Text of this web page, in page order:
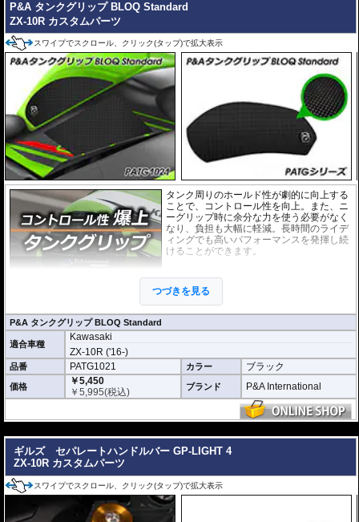
P&A タンクグリップ BLOQ Standard
ZX-10R カスタムパーツ
スワイプでスクロール、クリック(タップ)で拡大表示
タンク周りのホールド性が劇的に向上する
ことで、コントロール性を向上。また、ニ
ーグリップ時に余分な力を使う必要がなく
なり、負担も大幅に軽減。長時間のライデ
ィングでも高いパフォーマンスを発揮し続
けることができます。
の3D形状に合わせて開発。マシンに最適な
形状・ポジションを実現しています。さら
に機能性を徹底的に追求した結果、このパ
ッドために専用に開発された特別な素材を使用しています。
「P&A タンクグリップ BLOQ Standard」 :
グリップの際にタンクサイズに違和感がなく、高い一体感を生み出していま
す。パッド表面には適度な摩擦抵抗があり、十分なグリップ性能と保護性能を
発揮します。
※取付キット付属 : 取り付けに便利なクリーニングクロス、脱脂用アルコール
シート、気泡の混入を防ぎ、きれいに仕上げるスキージがセットになっていま
す。
つづきを見る
P&A タンクグリップ BLOQ Standard
適合車種
Kawasaki
ZX-10R ('16-)
品番 PATG1021 カラー ブラック
価格
￥5,450
￥5,995(税込) ブランド P&A International
ギルズ セパレートハンドルバー GP-LIGHT 4
ZX-10R カスタムパーツ
スワイプでスクロール、クリック(タップ)で拡大表示